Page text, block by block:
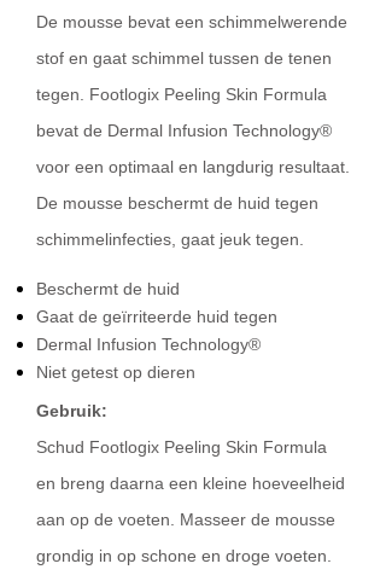
De mousse bevat een schimmelwerende
stof en gaat schimmel tussen de tenen
tegen. Footlogix Peeling Skin Formula
bevat de Dermal Infusion Technology®
voor een optimaal en langdurig resultaat.
De mousse beschermt de huid tegen
schimmelinfecties, gaat jeuk tegen.
Beschermt de huid
Gaat de geïrriteerde huid tegen
Dermal Infusion Technology®
Niet getest op dieren
Gebruik:
Schud Footlogix Peeling Skin Formula
en breng daarna een kleine hoeveelheid
aan op de voeten. Masseer de mousse
grondig in op schone en droge voeten.